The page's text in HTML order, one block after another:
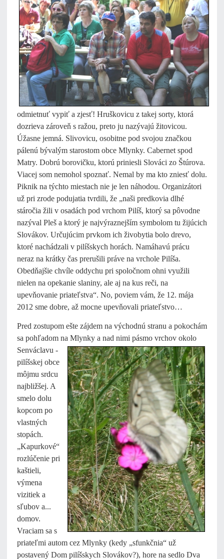
odmietnuť vypiť a zjesť! Hruškovicu z takej sorty, ktorá
dozrieva zároveň s ražou, preto ju nazývajú žitovicou.
Úžasne jemná. Slivovicu, osobitne pod svojou značkou
pálenú bývalým starostom obce Mlynky. Cabernet spod
Matry. Dobrú borovičku, ktorú priniesli Slováci zo Štúrova.
Viacej som nemohol spoznať. Nemal by ma kto zniesť dolu.
Piknik na týchto miestach nie je len náhodou. Organizátori
už pri zrode podujatia tvrdili, že „naši predkovia dlhé
stáročia žili v osadách pod vrchom Pilíš, ktorý sa pôvodne
nazýval Pleš a ktorý je najvýraznejším symbolom tu žijúcich
Slovákov. Určujúcim prvkom ich živobytia bolo drevo,
ktoré nachádzali v pilíšskych horách. Namáhavú prácu
neraz na krátky čas prerušili práve na vrchole Pilíša.
Obedňajšie chvíle oddychu pri spoločnom ohni využili
nielen na opekanie slaniny, ale aj na kus reči, na
upevňovanie priateľstva“. No, poviem vám, že 12. mája
2012 sme dobre, až mocne upevňovali priateľstvo…
Pred zostupom ešte zájdem na východnú stranu a pokochám
sa pohľadom na Mlynky a nad nimi pásmo vrchov okolo
Senváclavu -
pilíšskej obce
môjmu srdcu
najbližšej. A
smelo dolu
kopcom po
vlastných
stopách.
„Kapurkové“
rozlúčenie pri
kaštieli,
výmena
vizitiek a
sľubov a...
domov.
Vraciam sa s
priateľmi autom cez Mlynky (kedy „sfunkčnia“ už
postavený Dom pilíšskych Slovákov?), hore na sedlo Dva